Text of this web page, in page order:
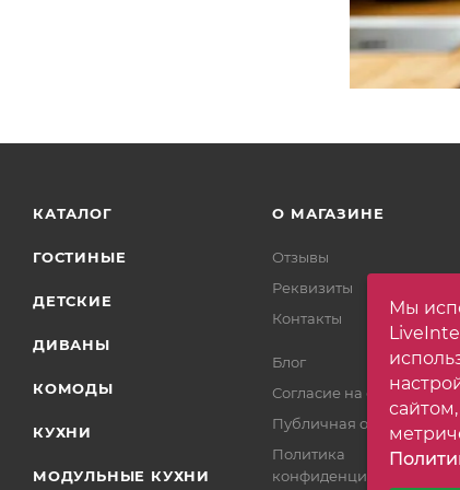
КАТАЛОГ
ГОСТИНЫЕ
ДЕТСКИЕ
ДИВАНЫ
КОМОДЫ
КУХНИ
МОДУЛЬНЫЕ КУХНИ
О МАГАЗИНЕ
Отзывы
Реквизиты
Контакты
Блог
Согласие на обработку
Публичная оферта
Политика
конфиденциальности
Мы